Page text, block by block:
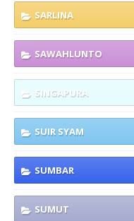
SARLINA
SAWAHLUNTO
SINGAPURA
SUIR SYAM
SUMBAR
SUMUT